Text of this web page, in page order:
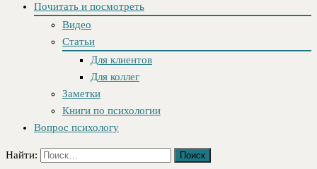
Почитать и посмотреть
Видео
Статьи
Для клиентов
Для коллег
Заметки
Книги по психологии
Вопрос психологу
Найти: